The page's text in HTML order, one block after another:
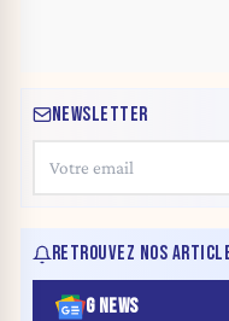
NEWSLETTER
RETROUVEZ NOS
G NEWS